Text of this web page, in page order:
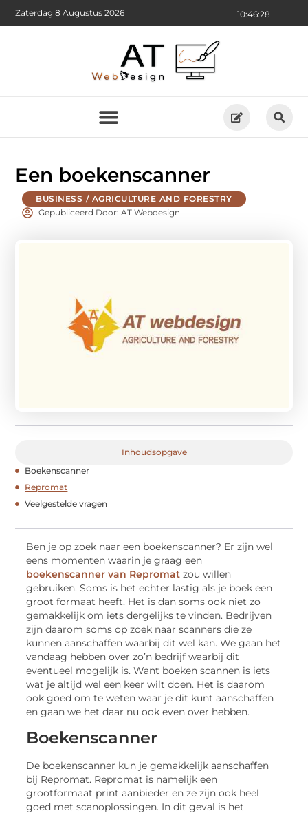
10:46:29
Zaterdag 8 Augustus 2026
Een boekenscanner
BUSINESS / AGRICULTURE AND FORESTRY
Gepubliceerd Door: AT Webdesign
Inhoudsopgave
Boekenscanner
Repromat
Veelgestelde vragen
Ben je op zoek naar een boekenscanner? Er zijn wel
eens momenten waarin je graag een
boekenscanner van Repromat zou willen
gebruiken. Soms is het echter lastig als je boek een
groot formaat heeft. Het is dan soms ook niet zo
gemakkelijk om iets dergelijks te vinden. Bedrijven
zijn daarom soms op zoek naar scanners die ze
kunnen aanschaffen waarbij dit wel kan. We gaan het
vandaag hebben over zo’n bedrijf waarbij dit
eventueel mogelijk is. Want boeken scannen is iets
wat je altijd wel een keer wilt doen. Het is daarom
ook goed om te weten waar je dit kunt aanschaffen
en gaan we het daar nu ook even over hebben.
Boekenscanner
De boekenscanner kun je gemakkelijk aanschaffen
bij Repromat. Repromat is namelijk een
grootformaat print aanbieder en ze zijn ook heel
goed met scanoplossingen. In dit geval is het